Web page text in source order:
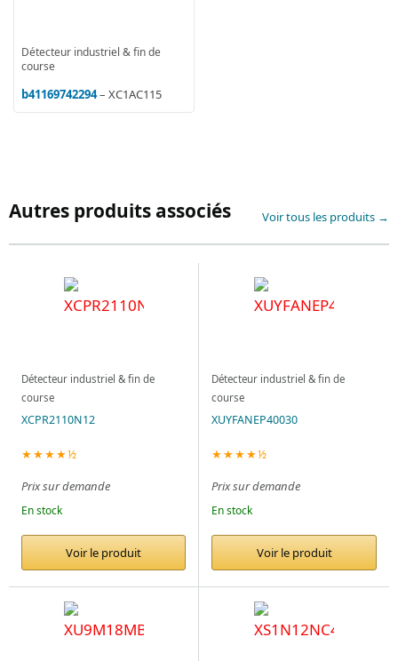
Détecteur industriel & fin de
course
b41169742294– XC1AC115
Autres produits associés Voir tous les produits →
Détecteur industriel & fin de
course
XCPR2110N12
★★★★½
Prix sur demande
En stock
Voir le produit
Détecteur industriel & fin de
course
XUYFANEP40030
★★★★½
Prix sur demande
En stock
Voir le produit